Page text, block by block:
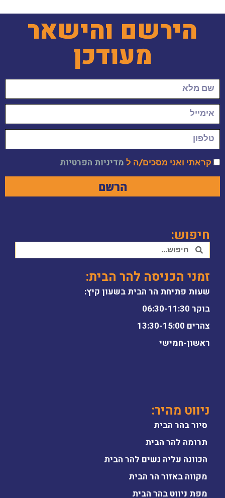
הירשם והישאר
מעודכן
קראתי ואני מסכים/ה ל מדיניות הפרטיות
הרשם
חיפוש:
זמני הכניסה להר הבית:
שעות פתיחת הר הבית בשעון קיץ:
בוקר 06:30-11:30
צהרים 13:30-15:00
ראשון-חמישי
ניווט מהיר:
סיור בהר הבית
תרומה להר הבית
הכוונה עליה נשים להר הבית
מקווה באזור הר הבית
מפת ניווט בהר הבית